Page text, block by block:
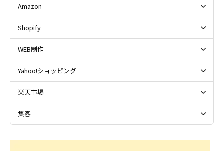
Amazon
Shopify
WEB制作
Yahoo!ショッピング
楽天市場
集客